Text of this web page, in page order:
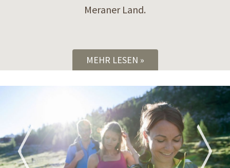
Meraner Land.
MEHR LESEN